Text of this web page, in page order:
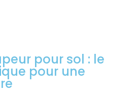
pour sol : le
pour une